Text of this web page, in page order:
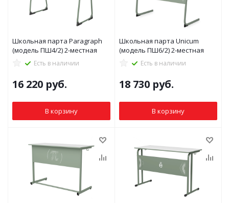
Школьная парта Paragraph
(модель ПШ4/2) 2-местная
Есть в наличии
16 220 руб.
В корзину
Школьная парта Unicum
(модель ПШ6/2) 2-местная
Есть в наличии
18 730 руб.
В корзину